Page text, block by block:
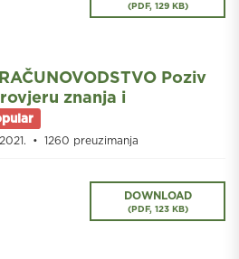
(PDF, 129 KB)
Poziv
znanja i
1260 preuzimanja
DOWNLOAD
(PDF, 123 KB)